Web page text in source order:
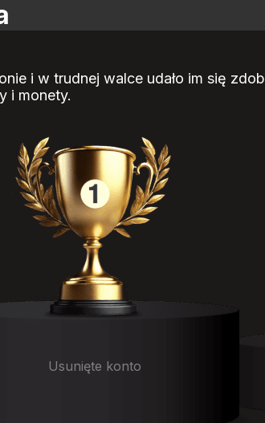
i w trudnej walce udało im się
i monety.
Usunięte konto